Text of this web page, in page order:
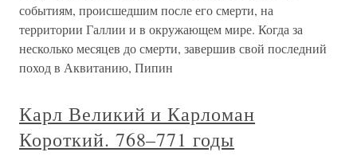
событиям, происшедшим после его смерти, на
территории Галлии и в окружающем мире. Когда за
несколько месяцев до смерти, завершив свой последний
поход в Аквитанию, Пипин
Карл Великий и Карломан
Короткий. 768–771 годы